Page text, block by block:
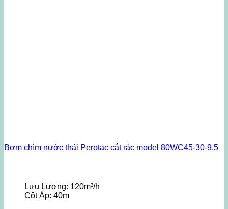
Bơm chìm nước thải Perotac cắt rác model 80WC45-30-9.5
Lưu Lượng: 120m³/h
Cột Áp: 40m